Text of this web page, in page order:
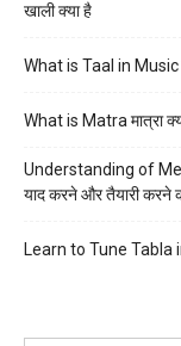
खाली क्या है
What is Taal in Music
What is Matra मात्रा
Understanding of
याद करने और तैयारी करने
Learn to Tune Tabla